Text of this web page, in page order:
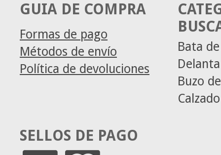
GUIA DE COMPRA
Formas de pago
Métodos de envío
Política de devoluciones
Bata
Buzo
SELLOS DE PAGO